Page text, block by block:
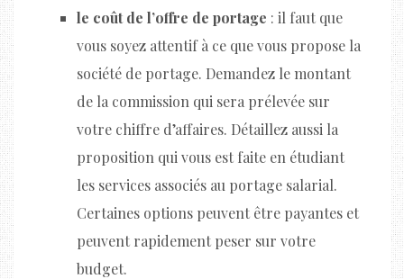
le coût de l’offre de portage : il faut que
vous soyez attentif à ce que vous propose la
société de portage. Demandez le montant
de la commission qui sera prélevée sur
votre chiffre d’affaires. Détaillez aussi la
proposition qui vous est faite en étudiant
les services associés au portage salarial.
Certaines options peuvent être payantes et
peuvent rapidement peser sur votre
budget.